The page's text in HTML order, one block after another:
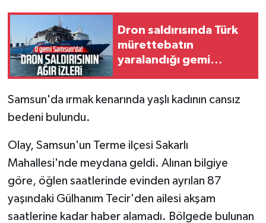
Dron saldırısında Türk
mürettebatın
yaralandığı gemi
Samsun'da ırmak kenarında yaşlı kadının cansız
bedeni bulundu.
Olay, Samsun'un Terme ilçesi Sakarlı
Mahallesi'nde meydana geldi. Alınan bilgiye
göre, öğlen saatlerinde evinden ayrılan 87
yaşındaki Gülhanım Tecir'den ailesi akşam
saatlerine kadar haber alamadı. Bölgede bulunan